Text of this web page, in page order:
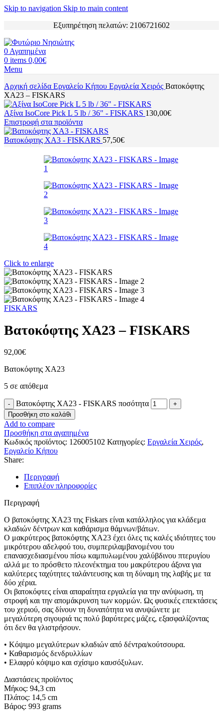
Skip to navigation Skip to main content
Εξυπηρέτηση πελατών: 2106721602
0 Αγαπημένα
0 items 0,00€
Menu
Αρχική σελίδα Εργαλείο Κήπου Εργαλεία Χειρός Βατοκόφτης
XA23 – FISKARS
Αξίνα IsoCore Pick L 5 lb / 36" - FISKARS 130,00€
Επιστροφή στα προϊόντα
Βατοκόφτης XA3 - FISKARS 57,50€
Click to enlarge
FISKARS
Βατοκόφτης XA23 – FISKARS
92,00€
Βατοκόφτης XA23
5 σε απόθεμα
Βατοκόφτης XA23 - FISKARS ποσότητα
Προσθήκη στο καλάθι
Add to compare
Προσθήκη στα αγαπημένα
Κωδικός προϊόντος: 126005102 Κατηγορίες: Εργαλεία Χειρός,
Εργαλείο Κήπου
Share:
Περιγραφή
Επιπλέον πληροφορίες
Περιγραφή
Ο βατοκόφτης XA23 της Fiskars είναι κατάλληλος για κλάδεμα
κλαδιών δέντρων και καθάρισμα θάμνων/βάτων.
Ο μακρύτερος βατοκόφτης ΧΑ23 έχει όλες τις καλές ιδιότητες του
μικρότερου αδελφού του, συμπεριλαμβανομένου του
επανασχεδιασμένου πίσω καμπυλωμένου χαλύβδινου πτερυγίου
αλλά με το πρόσθετο πλεονέκτημα του μακρύτερου άξονα για
καλύτερες ταχύτητες ταλάντευσης και τη δύναμη της λαβής με τα
δύο χέρια.
Οι βατοκόφτες είναι απαραίτητα εργαλεία για την ανύψωση, τη
στροφή και την απομάκρυνση των κορμών. Ως φυσικές επεκτάσεις
του χεριού, σας δίνουν τη δυνατότητα να ανυψώνετε με
μεγαλύτερη σιγουριά τις πολύ βαρύτερες μάζες, εξασφαλίζοντας
ότι δεν θα γλιστρήσουν.
• Κόψιμο μεγαλύτερων κλαδιών από δέντρα/κούτσουρα.
• Καθαρισμός δενδρυλλίων
• Ελαφρύ κόψιμο και σχίσιμο καυσόξυλων.
Διαστάσεις προϊόντος
Μήκος: 94,3 cm
Πλάτος: 14,5 cm
Βάρος: 993 grams